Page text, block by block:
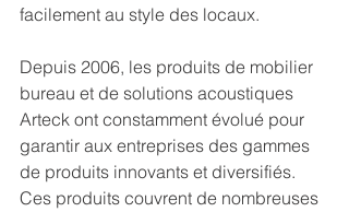
facilement au style des locaux.
Depuis 2006, les produits de mobilier
bureau et de solutions acoustiques
Arteck ont constamment évolué pour
garantir aux entreprises des gammes
de produits innovants et diversifiés.
Ces produits couvrent de nombreuses